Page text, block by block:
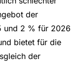
der
und 2 % für 2026
bietet für die
der